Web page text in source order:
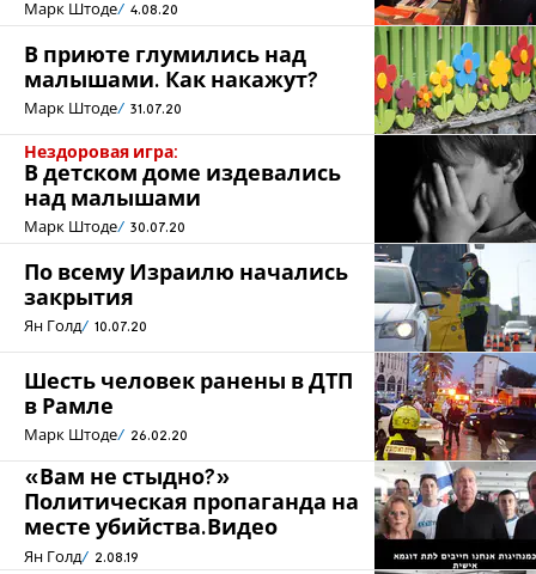
Марк Штоде 4.08.20
В приюте глумились над
малышами. Как накажут?
Марк Штоде 31.07.20
Нездоровая игра:
В детском доме издевались
над малышами
Марк Штоде 30.07.20
По всему Израилю начались
закрытия
Ян Голд 10.07.20
Шесть человек ранены в ДТП
в Рамле
Марк Штоде 26.02.20
«Вам не стыдно?»
Политическая пропаганда на
месте убийства.Видео
Ян Голд 2.08.19